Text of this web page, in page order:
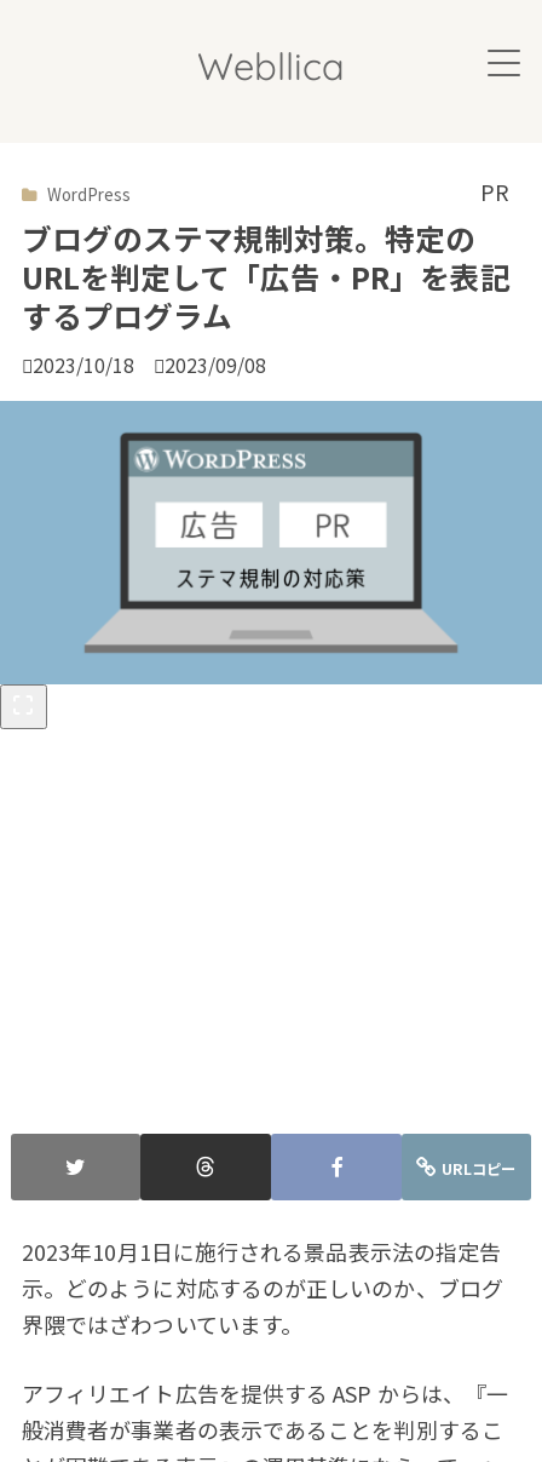
Webllica

WordPress
ブログのステマ規制対策。特定の
URLを判定して「広告・PR」を表記
するプログラム
2023/10/18 2023/09/08
URLコピー
2023年10月1日に施行される景品表示法の指定告
示。どのように対応するのが正しいのか、ブログ
界隈ではざわついています。
アフィリエイト広告を提供する ASP からは、『一
般消費者が事業者の表示であることを判別するこ